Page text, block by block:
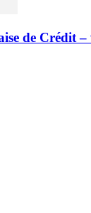
de Crédit